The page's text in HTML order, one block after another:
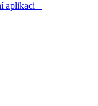
aplikaci –